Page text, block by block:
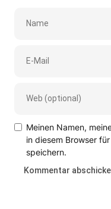
Meinen Namen,
in diesem Browser
speichern.